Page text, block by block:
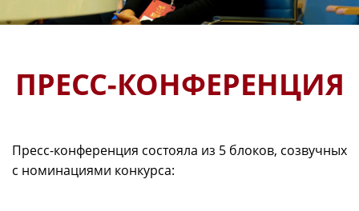
ПРЕСС-КОНФЕРЕНЦИЯ
Пресс-конференция состояла из 5 блоков, созвучных
с номинациями конкурса: